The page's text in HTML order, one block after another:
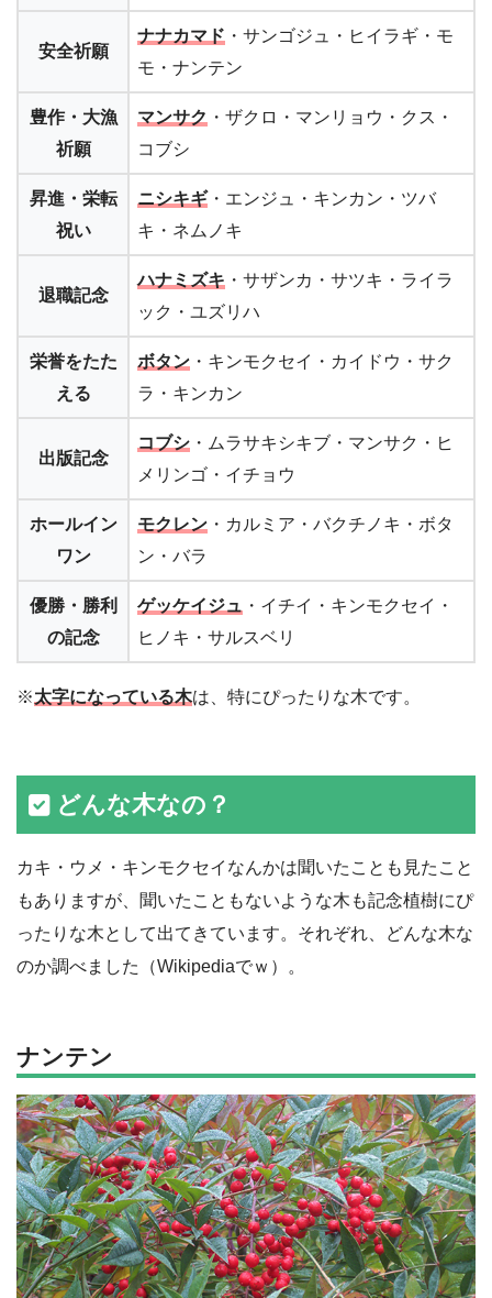
安全祈願
ナナカマド ・サンゴジュ・ヒイラギ・モ
モ・ナンテン
豊作・大漁
祈願
マンサク ・ザクロ・マンリョウ・クス・
コブシ
昇進・栄転
祝い
ニシキギ・エンジュ・キンカン・ツバ
キ・ネムノキ
退職記念
ハナミズキ ・サザンカ・サツキ・ライラ
ック・ユズリハ
栄誉をたた
える
ボタン ・キンモクセイ・カイドウ・サク
ラ・キンカン
出版記念
コブシ ・ムラサキシキブ・マンサク・ヒ
メリンゴ・イチョウ
ホールイン
ワン
モクレン ・カルミア・バクチノキ・ボタ
ン・バラ
優勝・勝利
の記念
ゲッケイジュ ・イチイ・キンモクセイ・
ヒノキ・サルスベリ
※太字になっている木は、特にぴったりな木です。
どんな木なの？
カキ・ウメ・キンモクセイなんかは聞いたことも見たこと
もありますが、聞いたこともないような木も記念植樹にぴ
ったりな木として出てきています。それぞれ、どんな木な
のか調べました（Wikipediaでｗ）。
ナンテン